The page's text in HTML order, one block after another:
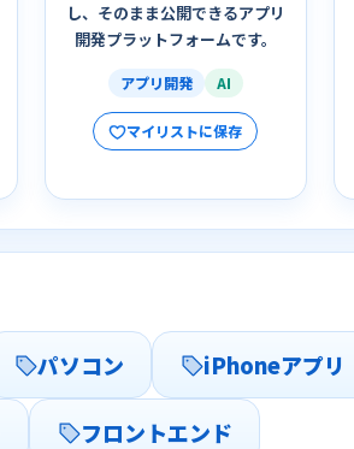
し、そのまま公開できるアプリ
開発プラットフォームです。
アプリ開発 AI
マイリストに保存
パソコン iPhoneアプリ
フロントエンド